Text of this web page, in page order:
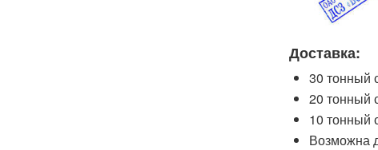
Доставка:
30 тонный
20 тонный
10 тонный
Возможна